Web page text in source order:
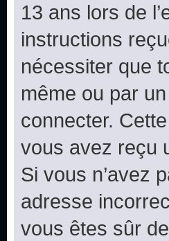
13 ans lors de
instructions
nécessiter que
même ou par
connecter.
vous avez reçu
Si vous n’avez
adresse
vous êtes sûr